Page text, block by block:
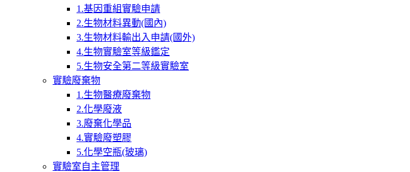
1.基因重組實驗申請
2.生物材料異動(國內)
3.生物材料輸出入申請(國外)
4.生物實驗室等級鑑定
5.生物安全第二等級實驗室
實驗廢棄物
1.生物醫療廢棄物
2.化學廢液
3.廢棄化學品
4.實驗廢塑膠
5.化學空瓶(玻璃)
實驗室自主管理